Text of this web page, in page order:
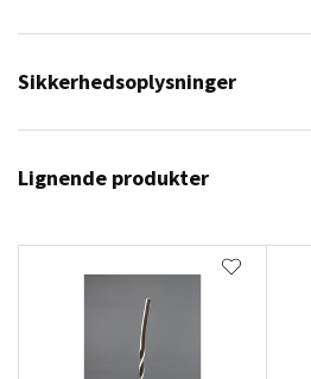
Sikkerhedsoplysninger
Lignende produkter